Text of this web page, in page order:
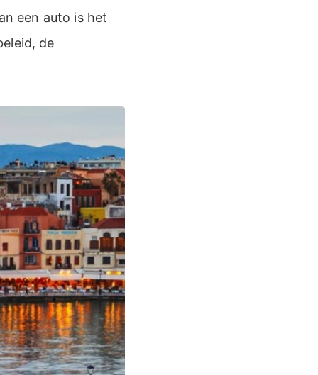
een auto is het
de